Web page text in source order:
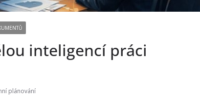
inteligencí práci
plánování